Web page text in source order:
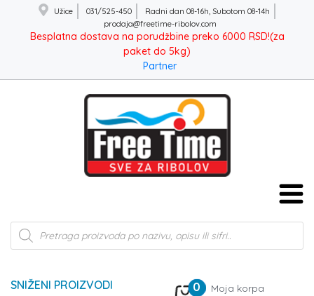
Užice 031/525-450
Radni dan 08-16h, Subotom 08-14h
prodaja@freetime-ribolov.com
Besplatna dostava na porudžbine preko 6000 RSD!(za
paket do 5kg)
Partner
Products
search
SNIŽENI PROIZVODI
0 Moja korpa